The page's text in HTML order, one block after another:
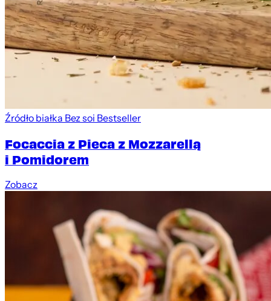
Źródło białka Bez soi Bestseller
Focaccia z Pieca z Mozzarellą
i Pomidorem
Zobacz